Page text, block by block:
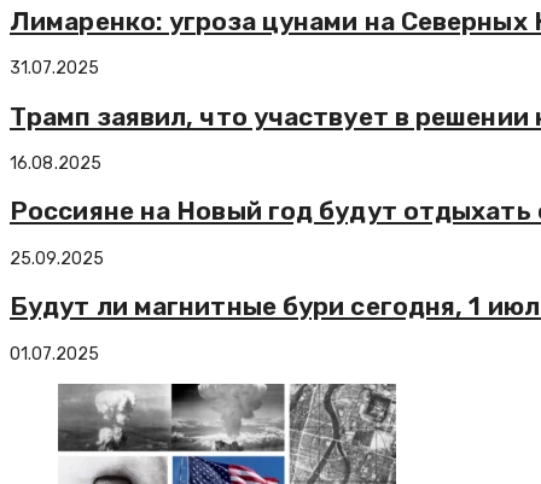
Лимаренко: угроза цунами на Северных
31.07.2025
Трамп заявил, что участвует в
16.08.2025
Россияне на Новый год будут отдыхать
25.09.2025
Будут ли магнитные бури сегодня, 1
01.07.2025